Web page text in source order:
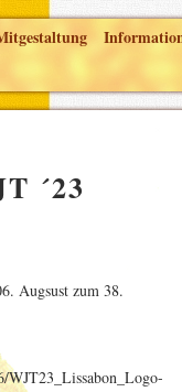
´23
Augsust zum 38.